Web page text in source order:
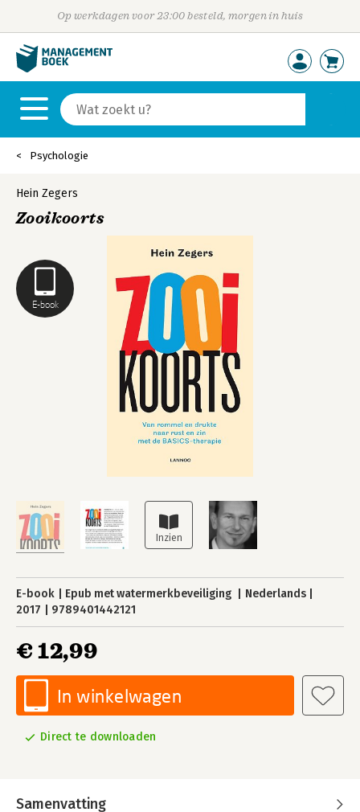
Op werkdagen voor 23:00 besteld, morgen in huis
Psychologie
E-book
Hein Zegers
Zooikoorts
E-book Epub met watermerkbeveiliging
Nederlands
2017
9789401442121
€ 12,99
In winkelwagen
Direct te downloaden
Samenvatting